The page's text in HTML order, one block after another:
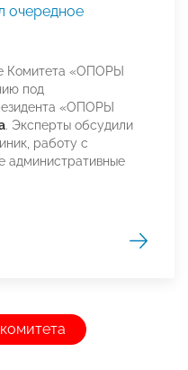
очередное
Комитета «ОПОРЫ
под
«ОПОРЫ
. Эксперты обсудили
работу с
административные